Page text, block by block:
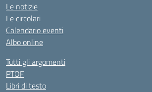
Le notizie
Le circolari
Calendario eventi
Albo online
Tutti gli argomenti
PTOF
Libri di testo